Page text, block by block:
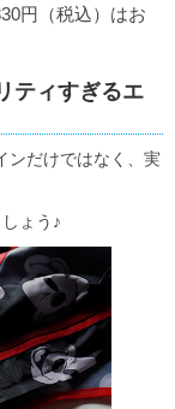
円（税込）はお
ティすぎるエ
ンだけではなく、実
ょう♪